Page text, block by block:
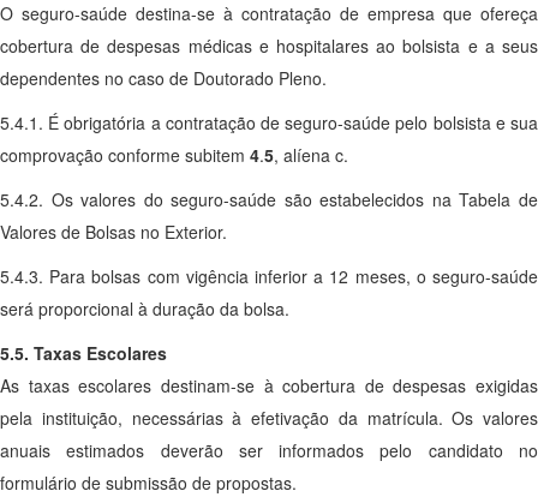
O seguro-saúde destina-se à contratação de empresa que ofereça
cobertura de despesas médicas e hospitalares ao bolsista e a seus
dependentes no caso de Doutorado Pleno.
5.4.1. É obrigatória a contratação de seguro-saúde pelo bolsista e sua
comprovação conforme subitem 4.5, alíena c.
5.4.2. Os valores do seguro-saúde são estabelecidos na Tabela de
Valores de Bolsas no Exterior.
5.4.3. Para bolsas com vigência inferior a 12 meses, o seguro-saúde
será proporcional à duração da bolsa.
5.5. Taxas Escolares
As taxas escolares destinam-se à cobertura de despesas exigidas
pela instituição, necessárias à efetivação da matrícula. Os valores
anuais estimados deverão ser informados pelo candidato no
formulário de submissão de propostas.